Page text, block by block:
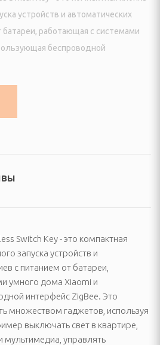
устройств и автоматических
батареи, работающая с системами
беспроводной
Switch Key - это компактная
запуска устройств и
с питанием от батареи,
умного дома Xiaomi и
интерфейс ZigBee. Это
множеством гаджетов, используя
выключать свет в квартире,
мультимедиа, управлять